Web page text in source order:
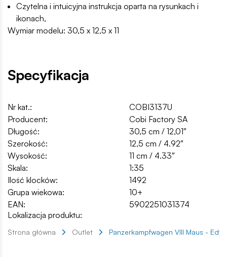
Czytelna i intuicyjna instrukcja oparta na rysunkach i
ikonach,
Wymiar modelu: 30,5 x 12,5 x 11
Specyfikacja
Nr kat.:
COBI3137U
Producent:
Cobi Factory SA
Długość:
30,5 cm / 12,01″
Szerokość:
12,5 cm / 4.92″
Wysokość:
11 cm / 4.33″
Skala:
1:35
Ilość klocków:
1492
Grupa wiekowa:
10+
EAN:
5902251031374
Lokalizacja produktu:
Strona główna Outlet Panzerkampfwagen VIII Maus -